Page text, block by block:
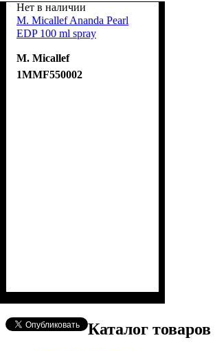
Нет в наличии
M. Micallef Ananda Pearl
EDP 100 ml spray
M. Micallef
1MMF550002
Каталог товаров